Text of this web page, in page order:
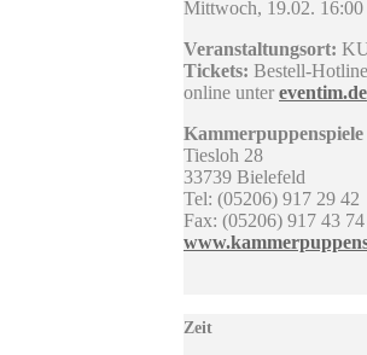
Mittwoch, 19.02.
Veranstaltungsort:
Tickets: Bestell-
online unter eventim.de
Kammerpuppenspiele
Tiesloh 28
33739 Bielefeld
Tel: (05206) 917 29 42
Fax: (05206) 917 43 74
Zeit